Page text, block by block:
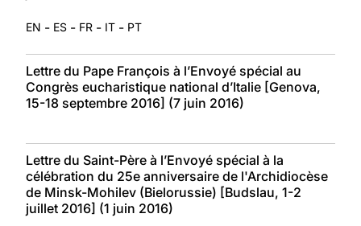
EN - ES - FR - IT - PT
Lettre du Pape François à l’Envoyé spécial au
Congrès eucharistique national d’Italie [Genova,
15-18 septembre 2016] (7 juin 2016)
Lettre du Saint-Père à l’Envoyé spécial à la
célébration du 25e anniversaire de l'Archidiocèse
de Minsk-Mohilev (Bielorussie) [Budslau, 1-2
juillet 2016] (1 juin 2016)